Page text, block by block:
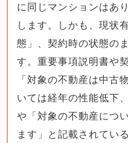
に同じマンションはあ
します。しかも、現状
態」、契約時の状態の
す。重要事項説明書や
「対象の不動産は中古
いては経年の性能低下
や「対象の不動産につ
ます」と記載されてい